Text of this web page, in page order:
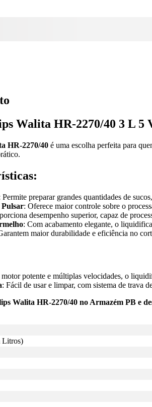
Walita HR-2270/40 3 L 5
HR-2270/40 é uma escolha perfeita para
Permite preparar grandes quantidades de
Pulsar: Oferece maior controle sobre o
desempenho superior, capaz de
: Com acabamento elegante, o
maior durabilidade e eficiência no
potente e múltiplas velocidades, o
: Fácil de usar e limpar, com sistema de trava
Walita HR-2270/40 no Armazém PB e
Litros)